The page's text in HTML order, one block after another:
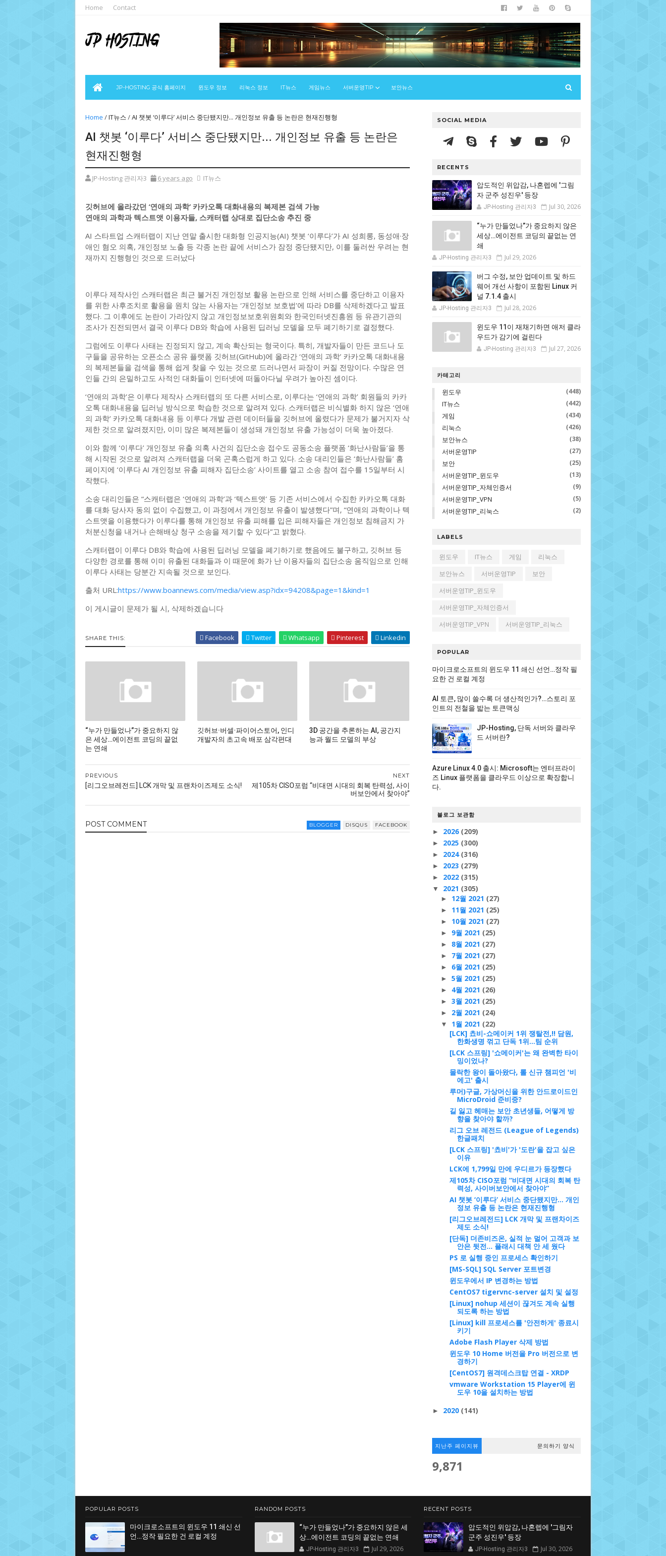
Home Contact
JP-HOSTING 공식 홈페이지 윈도우 정보 리눅스 정보 IT뉴스 게임뉴스 서버운영TIP 보안뉴스
Home /IT뉴스 /AI 챗봇 ‘이루다’ 서비스 중단됐지만... 개인정보 유출 등 논란은 현재진행형
AI 챗봇 ‘이루다’ 서비스 중단됐지만... 개인정보 유출 등 논란은
현재진행형
JP-Hosting 관리자3 6 years ago IT뉴스
깃허브에 올라갔던 ‘연애의 과학’ 카카오톡 대화내용의 복제본 검색 가능
연애의 과학과 텍스트앳 이용자들, 스캐터랩 상대로 집단소송 추진 중
AI 스타트업 스캐터랩이 지난 연말 출시한 대화형 인공지능(AI) 챗봇 ‘이루다’가 AI 성희롱, 동성애·장
애인 혐오 의혹, 개인정보 노출 등 각종 논란 끝에 서비스가 잠정 중단됐지만, 이를 둘러싼 우려는 현
재까지 진행형인 것으로 드러났다
이루다 제작사인 스캐터랩은 최근 불거진 개인정보 활용 논란으로 인해 서비스를 중단하고 이용자
를 위한 사후조치로 활용을 원치 않는 사용자는 ‘개인정보 보호법’에 따라 DB를 삭제하겠다고 발표
했다. 그 이후에도 논란이 가라앉지 않고 개인정보보호위원회와 한국인터넷진흥원 등 유관기관의
조사가 진전되면서 결국 이루다 DB와 학습에 사용된 딥러닝 모델을 모두 폐기하기로 결정했다.
그럼에도 이루다 사태는 진정되지 않고, 계속 확산되는 형국이다. 특히, 개발자들이 만든 코드나 도
구들을 공유하는 오픈소스 공유 플랫폼 깃허브(GitHub)에 올라간 ‘연애의 과학’ 카카오톡 대화내용
의 복제본들을 검색을 통해 쉽게 찾을 수 있는 것으로 드러나면서 파장이 커질 전망이다. 수많은 연
인들 간의 은밀하고도 사적인 대화들이 인터넷에 떠돌아다닐 우려가 높아진 셈이다.
‘연애의 과학’은 이루다 제작사 스캐터랩의 또 다른 서비스로, 이루다는 ‘연애의 과학’ 회원들의 카카
오톡 대화내용을 딥러닝 방식으로 학습한 것으로 알려져 있다. 스캐터랩은 비식별화 하지 않은 ‘연애
의 과학’ 카카오톡 대화내용 등 이루다 개발 관련 데이터들을 깃허브에 올렸다가 문제가 불거지자 삭
제한 것으로 알려졌지만, 이미 많은 복제본들이 생성돼 개인정보 유출 가능성이 더욱 높아졌다.
이와 함께 ‘이루다’ 개인정보 유출 의혹 사건의 집단소송 접수도 공동소송 플랫폼 ‘화난사람들’을 통
해 시작된 것으로 알려져 스캐터랩을 더욱 곤혹스럽게 하고 있다. 소송 대리인들은 ‘화난사람들’ 홈
페이지에 ‘이루다 AI 개인정보 유출 피해자 집단소송’ 사이트를 열고 소송 참여 접수를 15일부터 시
작했다.
소송 대리인들은 “스캐터랩은 ‘연애의 과학’과 ‘텍스트앳’ 등 기존 서비스에서 수집한 카카오톡 대화
를 대화 당사자 동의 없이 수집했고, 이 과정에서 개인정보 유출이 발생했다”며, “연애의 과학이나 텍
스트앳을 이용했다가 이루다를 통해 개인정보 유출 피해를 입은 피해자들은 개인정보 침해금지 가
처분신청을 내거나 손해배상 청구 소송을 제기할 수 있다”고 밝혔다.
스캐터랩이 이루다 DB와 학습에 사용된 딥러닝 모델을 폐기하기로 했음에도 불구하고, 깃허브 등
다양한 경로를 통해 이미 유출된 대화들과 이 때문에 화가 난 이용자들의 집단소송 움직임으로 인해
이루다 사태는 당분간 지속될 것으로 보인다.
출처 URL:https://www.boannews.com/media/view.asp?idx=94208&page=1&kind=1
이 게시글이 문제가 될 시, 삭제하겠습니다
SHARE THIS: Facebook Twitter Whatsapp Pinterest Linkedin
“누가 만들었나”가 중요하지 않
은 세상…에이전트 코딩의 끝없
는 연쇄
깃허브·버셀·파이어스토어, 인디
개발자의 초고속 배포 삼각편대
3D 공간을 추론하는 AI, 공간지
능과 월드 모델의 부상
NEXT
제105차 CISO포럼 “비대면 시대의 회복 탄력성, 사이
버보안에서 찾아야”
PREVIOUS
[리그오브레전드] LCK 개막 및 프랜차이즈제도 소식!
POST COMMENT BLOGGER DISQUS FACEBOOK
SOCIAL MEDIA
RECENTS
압도적인 위압감, 나혼렙에 '그림
자 군주 성진우' 등장
JP-Hosting 관리자3 Jul 30, 2026
“누가 만들었나”가 중요하지 않은
세상…에이전트 코딩의 끝없는 연
쇄
JP-Hosting 관리자3 Jul 29, 2026
버그 수정, 보안 업데이트 및 하드
웨어 개선 사항이 포함된 Linux 커
널 7.1.4 출시
JP-Hosting 관리자3 Jul 28, 2026
윈도우 11이 재채기하면 애저 클라
우드가 감기에 걸린다
JP-Hosting 관리자3 Jul 27, 2026
카테고리
윈도우 (448)
IT뉴스 (442)
게임 (434)
리눅스 (426)
보안뉴스 (38)
서버운영TIP (27)
보안 (25)
서버운영TIP_윈도우 (13)
서버운영TIP_자체인증서 (9)
서버운영TIP_VPN (5)
서버운영TIP_리눅스 (2)
LABELS
윈도우 IT뉴스 게임
리눅스
보안뉴스
서버운영TIP
보안
서버운영TIP_윈도우
서버운영TIP_자체인증서
서버운영TIP_VPN
서버운영TIP_리눅스
POPULAR
마이크로소프트의 윈도우 11 쇄신 선언…정작 필
요한 건 로컬 계정
AI 토큰, 많이 쓸수록 더 생산적인가?…스토리 포
인트의 전철을 밟는 토큰맥싱
JP-Hosting, 단독 서버와 클라우
드 서버란?
Azure Linux 4.0 출시: Microsoft는 엔터프라이
즈 Linux 플랫폼을 클라우드 이상으로 확장합니
다.
블로그 보관함
► 2026 (209)
► 2025 (300)
► 2024 (316)
► 2023 (279)
► 2022 (315)
▼ 2021 (305)
► 12월 2021 (27)
► 11월 2021 (25)
► 10월 2021 (27)
► 9월 2021 (25)
► 8월 2021 (27)
► 7월 2021 (27)
► 6월 2021 (25)
► 5월 2021 (25)
► 4월 2021 (26)
► 3월 2021 (25)
► 2월 2021 (24)
▼ 1월 2021 (22)
[LCK] 쵸비-쇼메이커 1위 쟁탈전,!! 담원,
한화생명 꺾고 단독 1위…팀 순위
[LCK 스프링] '쇼메이커'는 왜 완벽한 타이
밍이었나?
몰락한 왕이 돌아왔다, 롤 신규 챔피언 '비
에고' 출시
루머)구글, 가상머신을 위한 안드로이드인
MicroDroid 준비중?
길 잃고 헤매는 보안 초년생들, 어떻게 방
향을 찾아야 할까?
리그 오브 레전드 (League of Legends)
한글패치
[LCK 스프링] '쵸비'가 '도란'을 잡고 싶은
이유
LCK에 1,799일 만에 우디르가 등장했다
제105차 CISO포럼 “비대면 시대의 회복 탄
력성, 사이버보안에서 찾아야”
AI 챗봇 ‘이루다’ 서비스 중단됐지만... 개인
정보 유출 등 논란은 현재진행형
[리그오브레전드] LCK 개막 및 프랜차이즈
제도 소식!
[단독] 더존비즈온, 실적 눈 멀어 고객과 보
안은 뒷전... 플래시 대책 안 세 웠다
PS 로 실행 중인 프로세스 확인하기
[MS-SQL] SQL Server 포트변경
윈도우에서 IP 변경하는 방법
CentOS7 tigervnc-server 설치 및 설정
[Linux] nohup 세션이 끊겨도 계속 실행
되도록 하는 방법
[Linux] kill 프로세스를 '안전하게' 종료시
키기
Adobe Flash Player 삭제 방법
윈도우 10 Home 버전을 Pro 버전으로 변
경하기
[CentOS7] 원격데스크탑 연결 - XRDP
vmware Workstation 15 Player에 윈
도우 10을 설치하는 방법
► 2020 (141)
지난주 페이지뷰 문의하기 양식
9,871
POPULAR POSTS
마이크로소프트의 윈도우 11 쇄신 선
언…정작 필요한 건 로컬 계정
RANDOM POSTS
“누가 만들었나”가 중요하지 않은 세
상…에이전트 코딩의 끝없는 연쇄
JP-Hosting 관리자3 Jul 29, 2026
RECENT POSTS
압도적인 위압감, 나혼렙에 '그림자
군주 성진우' 등장
JP-Hosting 관리자3 Jul 30, 2026